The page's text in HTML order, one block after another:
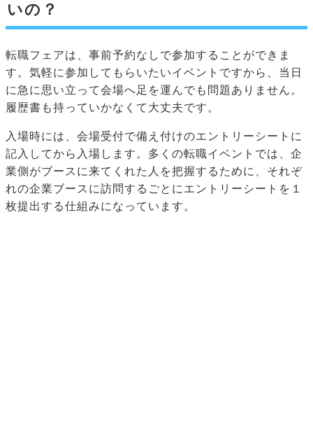
いの？
転職フェアは、事前予約なしで参加することができま
す。気軽に参加してもらいたいイベントですから、当日
に急に思い立って会場へ足を運んでも問題ありません。
履歴書も持っていかなくて大丈夫です。
入場時には、会場受付で備え付けのエントリーシートに
記入してから入場します。多くの転職イベントでは、企
業側がブースに来てくれた人を把握するために、それぞ
れの企業ブースに訪問するごとにエントリーシートを１
枚提出する仕組みになっています。